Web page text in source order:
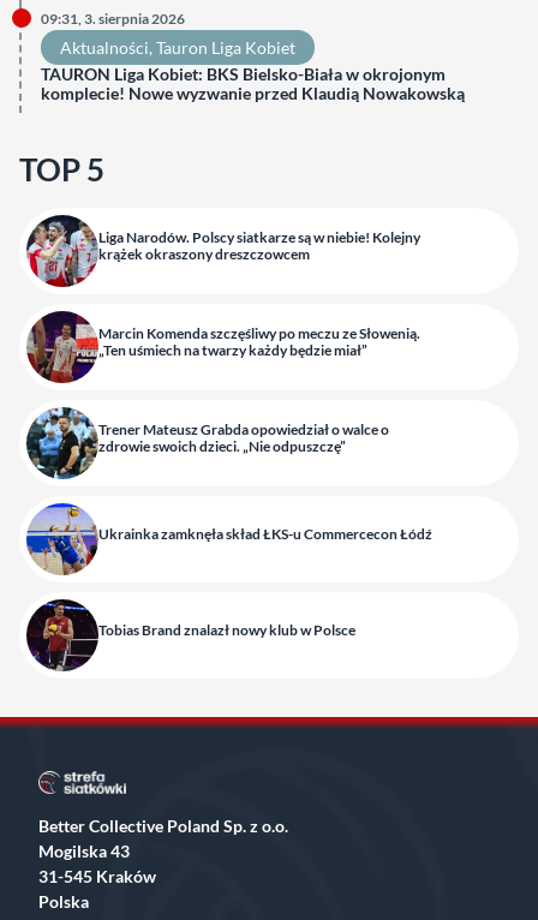
09:31, 3. sierpnia 2026
Aktualności, Tauron Liga Kobiet
TAURON Liga Kobiet: BKS Bielsko-Biała w okrojonym
komplecie! Nowe wyzwanie przed Klaudią Nowakowską
TOP 5
Liga Narodów. Polscy siatkarze są w niebie! Kolejny
krążek okraszony dreszczowcem
Marcin Komenda szczęśliwy po meczu ze Słowenią.
„Ten uśmiech na twarzy każdy będzie miał”
Trener Mateusz Grabda opowiedział o walce o
zdrowie swoich dzieci. „Nie odpuszczę”
Ukrainka zamknęła skład ŁKS-u Commercecon Łódź
Tobias Brand znalazł nowy klub w Polsce
Better Collective Poland Sp. z o.o.
Mogilska 43
31-545 Kraków
Polska